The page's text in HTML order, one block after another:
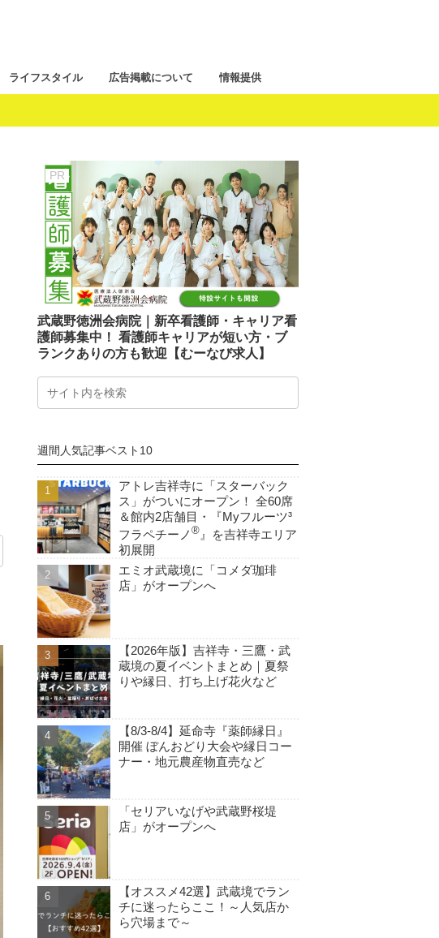
ライフスタイル 広告掲載について 情報提供
武蔵野徳洲会病院｜新卒看護師・キャリア看
護師募集中！ 看護師キャリアが短い方・ブ
ランクありの方も歓迎【むーなび求人】
週間人気記事ベスト10
アトレ吉祥寺に「スターバック
ス」がついにオープン！ 全60席
＆館内2店舗目・『Myフルーツ³
フラペチーノ ®』を吉祥寺エリア
初展開
エミオ武蔵境に「コメダ珈琲
店」がオープンへ
【2026年版】吉祥寺・三鷹・武
蔵境の夏イベントまとめ｜夏祭
りや縁日、打ち上げ花火など
【8/3-8/4】延命寺『薬師縁日』
開催 ぼんおどり大会や縁日コー
ナー・地元農産物直売など
「セリアいなげや武蔵野桜堤
店」がオープンへ
【オススメ42選】武蔵境でラン
チに迷ったらここ！～人気店か
ら穴場まで～